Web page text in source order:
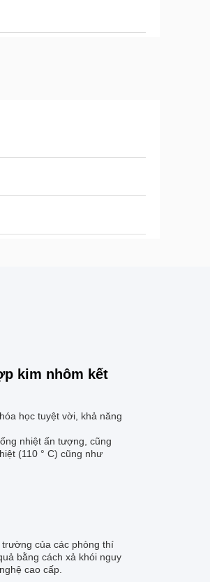
kim nhôm kết
học tuyệt vời, khả năng
nhiệt ấn tượng, cũng
(110 ° C) cũng như
của các phòng thí
bằng cách xả khói nguy
cao cấp.